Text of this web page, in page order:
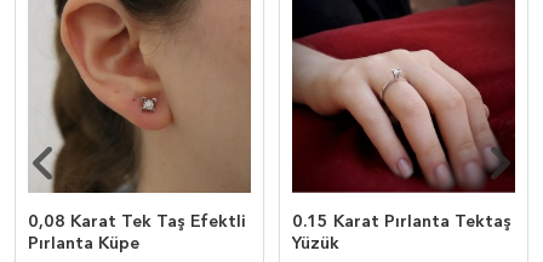
0,08 Karat Tek Taş Efektli
Pırlanta Küpe
0.15 Karat Pırlanta Tektaş
Yüzük